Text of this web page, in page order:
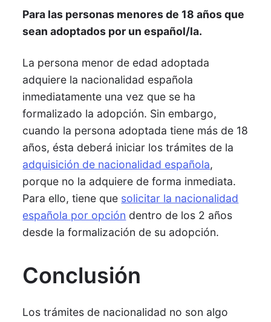
Para las personas menores de 18 años que
sean adoptados por un español/la.
La persona menor de edad adoptada
adquiere la nacionalidad española
inmediatamente una vez que se ha
formalizado la adopción. Sin embargo,
cuando la persona adoptada tiene más de 18
años, ésta deberá iniciar los trámites de la
adquisición de nacionalidad española,
porque no la adquiere de forma inmediata.
Para ello, tiene que solicitar la nacionalidad
española por opción dentro de los 2 años
desde la formalización de su adopción.
Conclusión
Los trámites de nacionalidad no son algo